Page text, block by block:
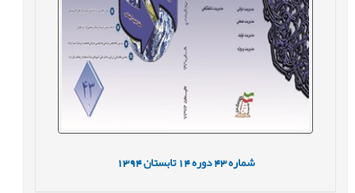
شماره43 دوره14 تابستان1394